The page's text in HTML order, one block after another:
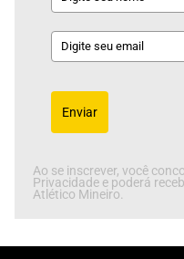
Enviar
Ao se inscrever, você
Privacidade e poderá
Atlético Mineiro.